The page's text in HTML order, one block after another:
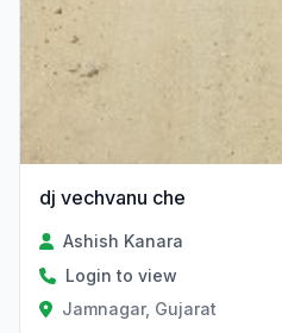
dj vechvanu che
Ashish Kanara
Login to view
Jamnagar, Gujarat